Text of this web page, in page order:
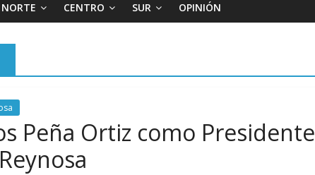
NORTE CENTRO SUR OPINIÓN
Peña Ortiz como Presidente